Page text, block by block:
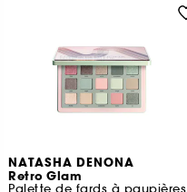
NATASHA DENONA
Retro Glam
Palette de fards à paupières